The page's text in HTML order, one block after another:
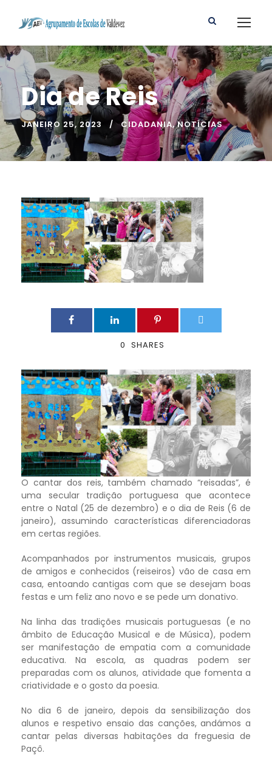
Dia de Reis
JANEIRO 25, 2023 CIDADANIA, NOTÍCIAS
0 SHARES
O cantar dos reis, também chamado “reisadas”, é
uma secular tradição portuguesa que acontece
entre o Natal (25 de dezembro) e o dia de Reis (6 de
janeiro), assumindo características diferenciadoras
em certas regiões.
Acompanhados por instrumentos musicais, grupos
de amigos e conhecidos (reiseiros) vão de casa em
casa, entoando cantigas com que se desejam boas
festas e um feliz ano novo e se pede um donativo.
Na linha das tradições musicais portuguesas (e no
âmbito de Educação Musical e de Música), podem
ser manifestação de empatia com a comunidade
educativa. Na escola, as quadras podem ser
preparadas com os alunos, atividade que fomenta a
criatividade e o gosto da poesia.
No dia 6 de janeiro, depois da sensibilização dos
alunos e respetivo ensaio das canções, andámos a
cantar pelas diversas habitações da freguesia de
Paçô.